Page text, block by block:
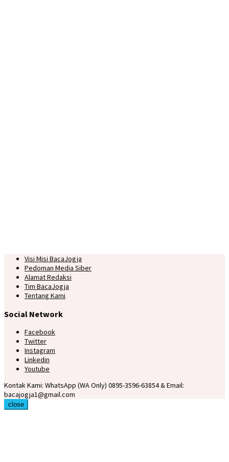
Visi Misi BacaJogja
Pedoman Media Siber
Alamat Redaksi
Tim BacaJogja
Tentang Kami
Social Network
Facebook
Twitter
Instagram
Linkedin
Youtube
Kontak Kami: WhatsApp (WA Only) 0895-3596-63854 & Email:
bacajogja1@gmail.com
close